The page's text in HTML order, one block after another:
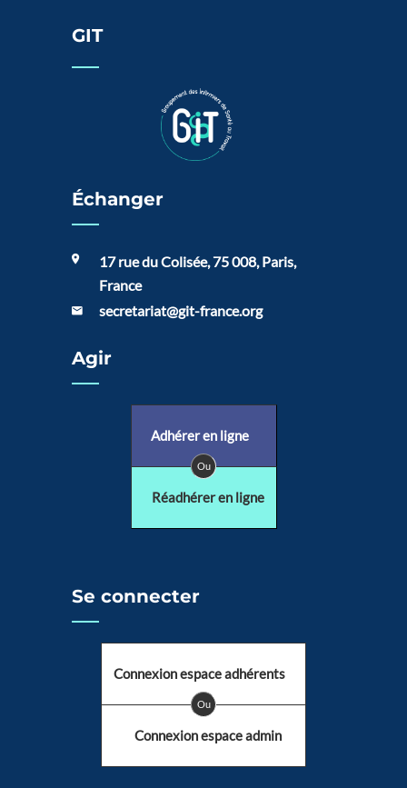
GIT
Échanger
17 rue du Colisée, 75 008, Paris,
France
secretariat@git-france.org
Agir
Adhérer en ligne
Ou
Réadhérer en ligne
Se connecter
Connexion espace adhérents
Ou
Connexion espace admin